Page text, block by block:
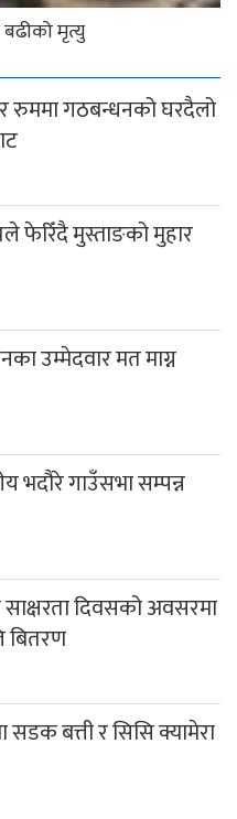
मृत्यु
रुममा गठबन्धनको घरदैलो
फेरिँदै मुस्ताङको मुहार
उम्मेदवार मत माग्न
भदौरे गाउँसभा सम्पन्न
साक्षरता दिवसको अवसरमा
बितरण
सडक बत्ती र सिसि क्यामेरा